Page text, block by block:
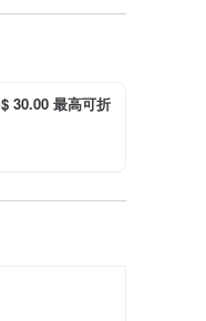
30.00 最高可折